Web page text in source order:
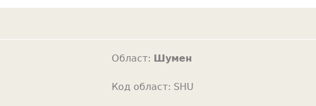
a
c
Област: Шумен
Код област: SHU